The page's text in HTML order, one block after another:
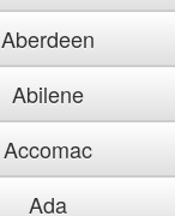
Aberdeen
Abilene
Accomac
Ada